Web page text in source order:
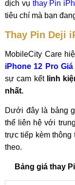
dịch vụ thay Pin
tiêu chí mà bạn
Thay Pin Deji
MobileCity Care
iPhone 12 Pro Giá
sự cam kết linh
nhất.
Dưới đây là bảng
thể liên hệ với
trực tiếp kèm
theo.
Bảng giá thay